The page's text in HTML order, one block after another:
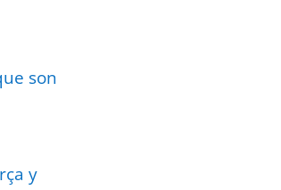
son
y